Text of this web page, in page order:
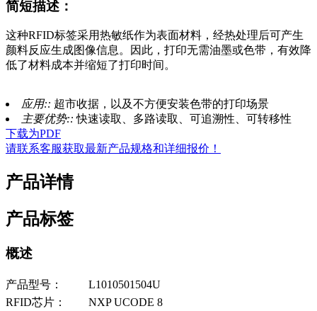
简短描述：
这种RFID标签采用热敏纸作为表面材料，经热处理后可产生
颜料反应生成图像信息。因此，打印无需油墨或色带，有效降
低了材料成本并缩短了打印时间。
应用:: 超市收据，以及不方便安装色带的打印场景
主要优势::快速读取、多路读取、可追溯性、可转移性
下载为PDF
请联系客服获取最新产品规格和详细报价！
产品详情
产品标签
概述
产品型号：
L1010501504U
RFID芯片：
NXP UCODE 8